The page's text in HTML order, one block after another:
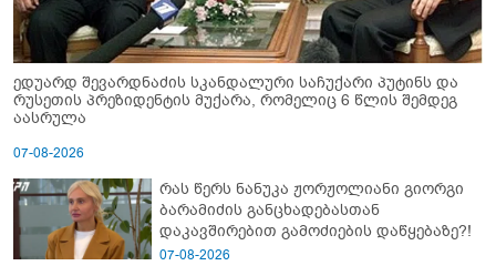
ედუარდ შევარდნაძის სკანდალური საჩუქარი პუტინს და
რუსეთის პრეზიდენტის მუქარა, რომელიც 6 წლის შემდეგ
აასრულა
07-08-2026
რას წერს ნანუკა ჟორჟოლიანი გიორგი
ბარამიძის განცხადებასთან
დაკავშირებით გამოძიების დაწყებაზე?!
07-08-2026